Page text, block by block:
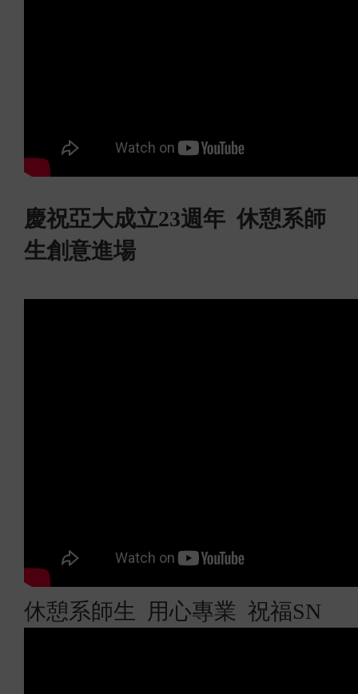
慶祝亞大成立23週年 休憩系師
生創意進場
休憩系師生 用心專業 祝福SN